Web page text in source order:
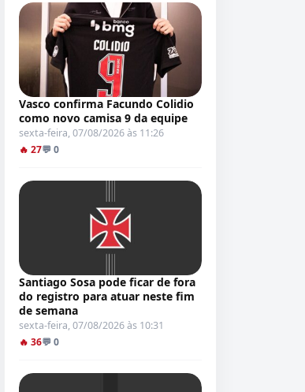
Vasco confirma Facundo Colidio
como novo camisa 9 da equipe
sexta-feira, 07/08/2026 às 11:26
🔥 27💬 0
Santiago Sosa pode ficar de fora
do registro para atuar neste fim
de semana
sexta-feira, 07/08/2026 às 10:31
🔥 36💬 0